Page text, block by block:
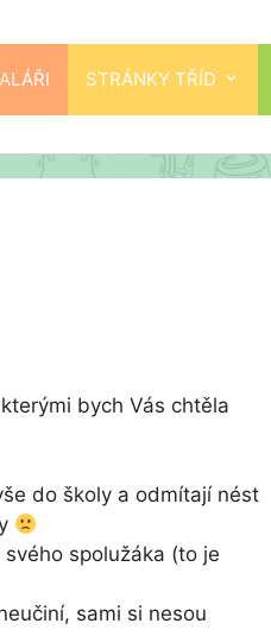
STRÁNKY TŘÍD
bych Vás chtěla
do školy a odmítají nést
spolužáka (to je
sami si nesou